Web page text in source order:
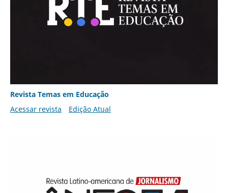
Revista Temas em Educação
Acessar revista
Edição Atual